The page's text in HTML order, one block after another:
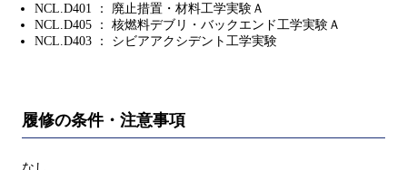
NCL.D401 ： 廃止措置・材料工学実験Ａ
NCL.D405 ： 核燃料デブリ・バックエンド工学実験Ａ
NCL.D403 ： シビアアクシデント工学実験
履修の条件・注意事項